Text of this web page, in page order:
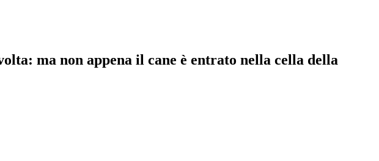
ma non appena il cane è entrato nella cella della